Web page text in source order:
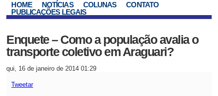
HOME NOTÍCIAS COLUNAS
CONTATO
PUBLICAÇÕES LEGAIS
Enquete – Como a população avalia o
transporte coletivo em Araguari?
qui, 16 de janeiro de 2014 01:29
Tweetar